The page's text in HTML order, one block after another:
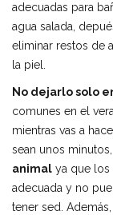
adecuadas para
agua salada,
eliminar restos de
la piel.
No dejarlo solo
comunes en el
mientras vas a
sean unos minutos,
animal ya que los
adecuada y no
tener sed.